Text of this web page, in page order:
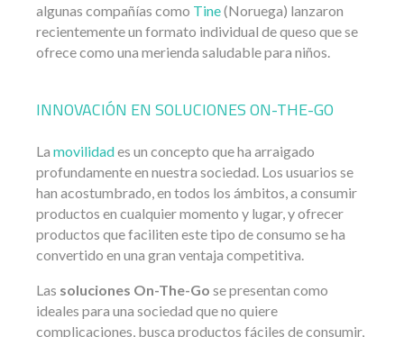
algunas compañías como Tine(Noruega) lanzaron
recientemente un formato individual de queso que se
ofrece como una merienda saludable para niños.
INNOVACIÓN EN SOLUCIONES ON-THE-GO
La movilidades un concepto que ha arraigado
profundamente en nuestra sociedad. Los usuarios se
han acostumbrado, en todos los ámbitos, a consumir
productos en cualquier momento y lugar, y ofrecer
productos que faciliten este tipo de consumo se ha
convertido en una gran ventaja competitiva.
Las soluciones On-The-Go se presentan como
ideales para una sociedad que no quiere
complicaciones, busca productos fáciles de consumir,